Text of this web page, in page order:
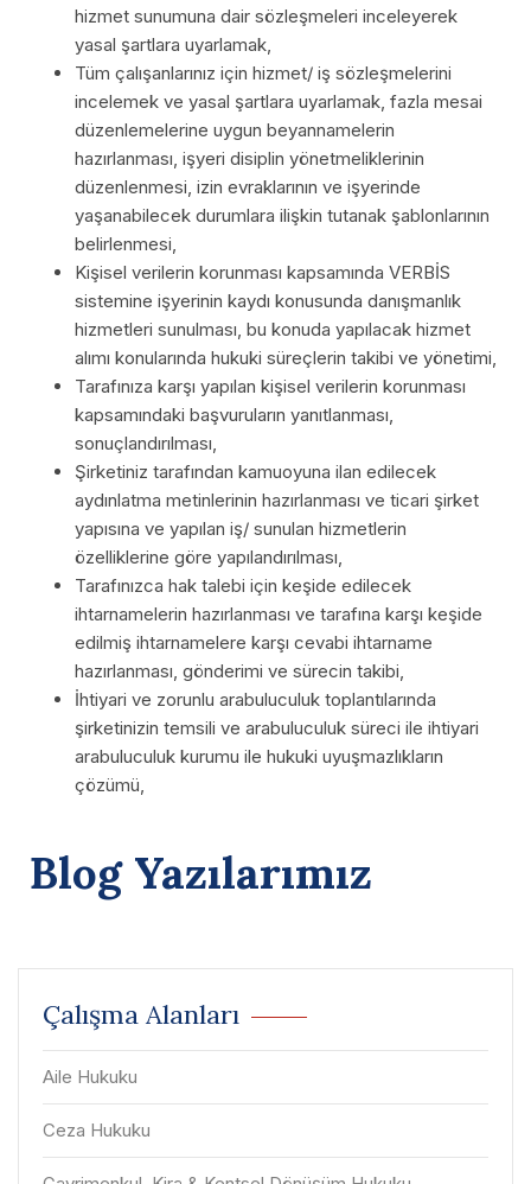
hizmet sunumuna dair sözleşmeleri inceleyerek
yasal şartlara uyarlamak,
Tüm çalışanlarınız için hizmet/ iş sözleşmelerini
incelemek ve yasal şartlara uyarlamak, fazla mesai
düzenlemelerine uygun beyannamelerin
hazırlanması, işyeri disiplin yönetmeliklerinin
düzenlenmesi, izin evraklarının ve işyerinde
yaşanabilecek durumlara ilişkin tutanak şablonlarının
belirlenmesi,
Kişisel verilerin korunması kapsamında VERBİS
sistemine işyerinin kaydı konusunda danışmanlık
hizmetleri sunulması, bu konuda yapılacak hizmet
alımı konularında hukuki süreçlerin takibi ve yönetimi,
Tarafınıza karşı yapılan kişisel verilerin korunması
kapsamındaki başvuruların yanıtlanması,
sonuçlandırılması,
Şirketiniz tarafından kamuoyuna ilan edilecek
aydınlatma metinlerinin hazırlanması ve ticari şirket
yapısına ve yapılan iş/ sunulan hizmetlerin
özelliklerine göre yapılandırılması,
Tarafınızca hak talebi için keşide edilecek
ihtarnamelerin hazırlanması ve tarafına karşı keşide
edilmiş ihtarnamelere karşı cevabi ihtarname
hazırlanması, gönderimi ve sürecin takibi,
İhtiyari ve zorunlu arabuluculuk toplantılarında
şirketinizin temsili ve arabuluculuk süreci ile ihtiyari
arabuluculuk kurumu ile hukuki uyuşmazlıkların
çözümü,
Blog Yazılarımız
Çalışma Alanları
Aile Hukuku
Ceza Hukuku